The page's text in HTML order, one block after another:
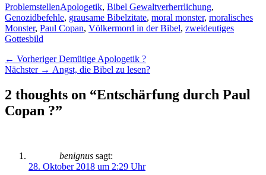
Kategorien
ProblemstellenSchlagworte
Apologetik, Bibel Gewaltverherrlichung,
Genozidbefehle, grausame Bibelzitate, moral monster, moralisches
Monster, Paul Copan, Völkermord in der Bibel, zweideutiges
Gottesbild
Beitragsnavigation
← Vorheriger Vorheriger
Beitrag:
Demütige Apologetik ?
Nächster → Nächster
Angst, die Bibel zu lesen?
2 thoughts on “Entschärfung durch Paul
Copan ?”
benignus sagt:
28. Oktober 2018 um 2:29 Uhr